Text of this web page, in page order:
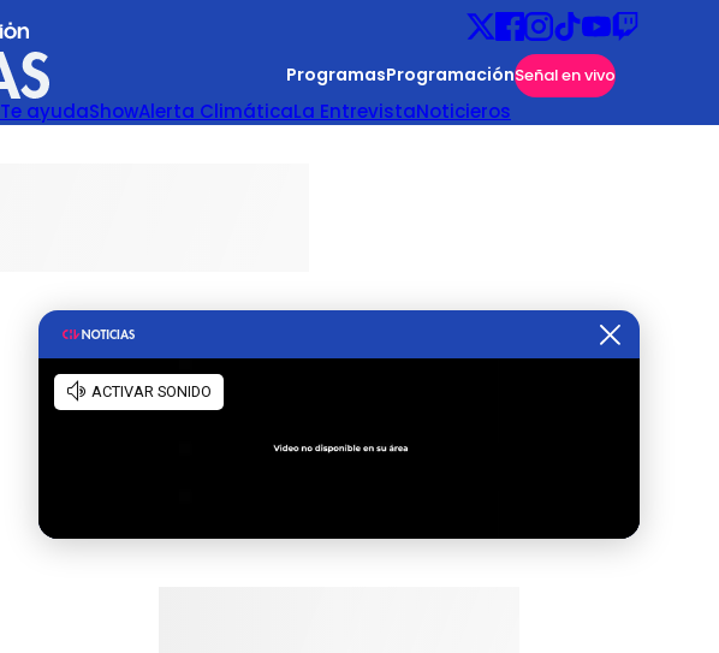
ProgramasProgramaciónSeñal en vivo
Te ayudaShowAlerta ClimáticaLa EntrevistaNoticieros